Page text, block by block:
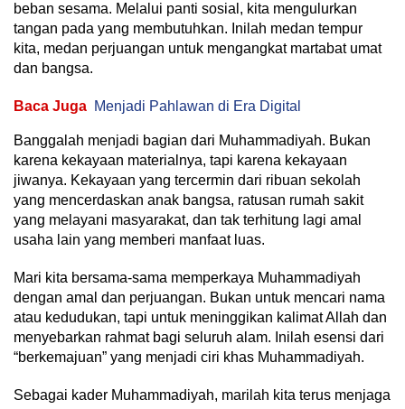
beban sesama. Melalui panti sosial, kita mengulurkan
tangan pada yang membutuhkan. Inilah medan tempur
kita, medan perjuangan untuk mengangkat martabat umat
dan bangsa.
Baca Juga Menjadi Pahlawan di Era Digital
Banggalah menjadi bagian dari Muhammadiyah. Bukan
karena kekayaan materialnya, tapi karena kekayaan
jiwanya. Kekayaan yang tercermin dari ribuan sekolah
yang mencerdaskan anak bangsa, ratusan rumah sakit
yang melayani masyarakat, dan tak terhitung lagi amal
usaha lain yang memberi manfaat luas.
Mari kita bersama-sama memperkaya Muhammadiyah
dengan amal dan perjuangan. Bukan untuk mencari nama
atau kedudukan, tapi untuk meninggikan kalimat Allah dan
menyebarkan rahmat bagi seluruh alam. Inilah esensi dari
“berkemajuan” yang menjadi ciri khas Muhammadiyah.
Sebagai kader Muhammadiyah, marilah kita terus menjaga